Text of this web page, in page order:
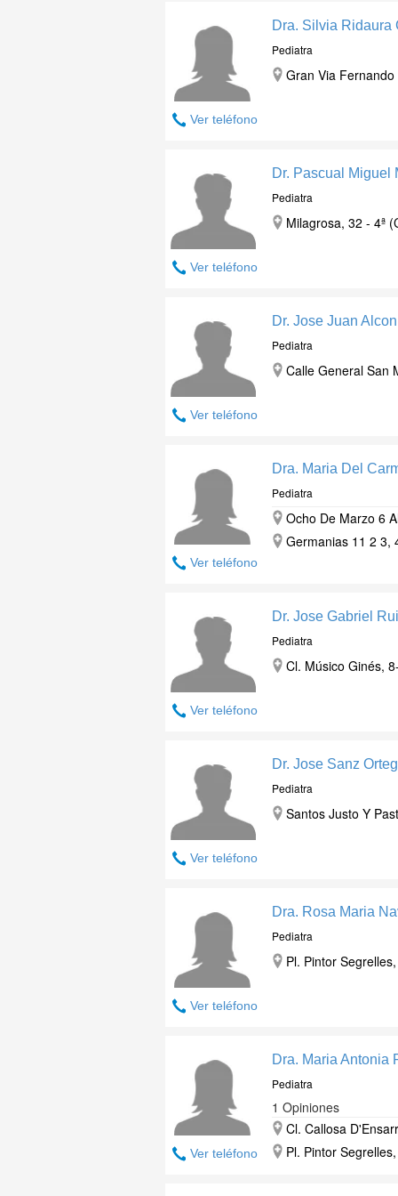
Ver teléfono
Dra. Silvia Ridaura
Pediatra
Gran Via
Ver teléfono
Dr. Pascual Miguel
Pediatra
Milagrosa, 32 - 4ª
Ver teléfono
Dr. Jose Juan
Pediatra
Calle General San
Ver teléfono
Dra. Maria Del
Pediatra
Ocho De Marzo 6
Germanias 11 2 3,
Ver teléfono
Dr. Jose Gabriel
Pediatra
Cl. Músico Ginés,
Ver teléfono
Dr. Jose Sanz
Pediatra
Santos Justo Y
Ver teléfono
Dra. Rosa Maria
Pediatra
Pl. Pintor
Ver teléfono
Dra. Maria Antonia
Pediatra
1 Opiniones
Cl. Callosa
Pl. Pintor